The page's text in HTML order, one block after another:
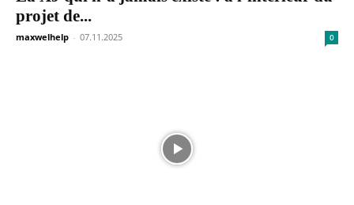
projet de...
maxwelhelp - 07.11.2025 0